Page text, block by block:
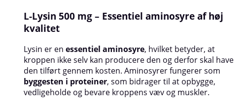
L-Lysin 500 mg – Essentiel aminosyre af høj
kvalitet
Lysin er en essentiel aminosyre, hvilket betyder, at
kroppen ikke selv kan producere den og derfor skal have
den tilført gennem kosten. Aminosyrer fungerer som
byggesten i proteiner, som bidrager til at opbygge,
vedligeholde og bevare kroppens væv og muskler.